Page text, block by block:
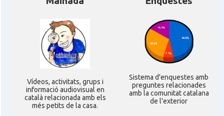
Ví­deos, activitats, grups i
informació audiovisual en
català relacionada amb els
més petits de la casa.
Sistema d'enquestes amb
preguntes relacionades
amb la comunitat catalana
de l'exterior